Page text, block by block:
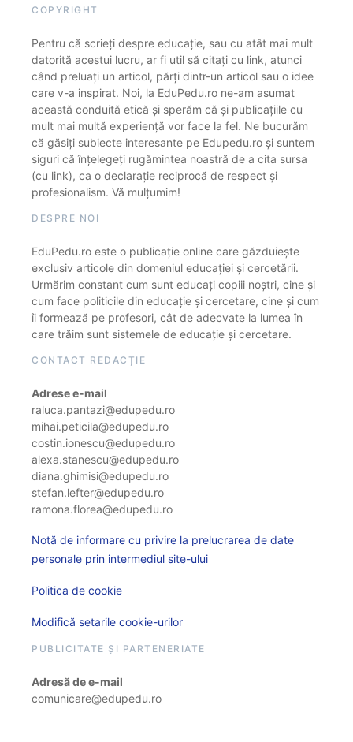
COPYRIGHT
Pentru că scrieți despre educație, sau cu atât mai mult
datorită acestui lucru, ar fi util să citați cu link, atunci
când preluați un articol, părți dintr-un articol sau o idee
care v-a inspirat. Noi, la EduPedu.ro ne-am asumat
această conduită etică și sperăm că și publicațiile cu
mult mai multă experiență vor face la fel. Ne bucurăm
că găsiți subiecte interesante pe Edupedu.ro și suntem
siguri că înțelegeți rugămintea noastră de a cita sursa
(cu link), ca o declarație reciprocă de respect și
profesionalism. Vă mulțumim!
DESPRE NOI
EduPedu.ro este o publicație online care găzduiește
exclusiv articole din domeniul educației și cercetării.
Urmărim constant cum sunt educați copiii noștri, cine și
cum face politicile din educație și cercetare, cine și cum
îi formează pe profesori, cât de adecvate la lumea în
care trăim sunt sistemele de educație și cercetare.
CONTACT REDACȚIE
Adrese e-mail
raluca.pantazi@edupedu.ro
mihai.peticila@edupedu.ro
costin.ionescu@edupedu.ro
alexa.stanescu@edupedu.ro
diana.ghimisi@edupedu.ro
stefan.lefter@edupedu.ro
ramona.florea@edupedu.ro
Notă de informare cu privire la prelucrarea de date
personale prin intermediul site-ului
Politica de cookie
Modifică setarile cookie-urilor
PUBLICITATE ȘI PARTENERIATE
Adresă de e-mail
comunicare@edupedu.ro